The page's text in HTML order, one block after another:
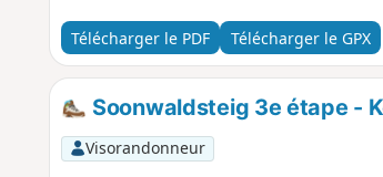
Télécharger le PDF Télécharger le GPX
Soonwaldsteig 3e étape -
Visorandonneur